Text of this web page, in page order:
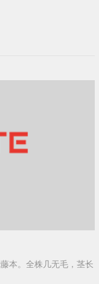
本。全株几无毛，茎长